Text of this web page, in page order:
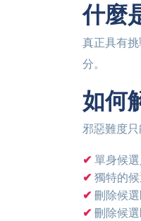
什
真正具有挑戰性的數獨是最初填充的單元格很少（總共 22 個）的數獨謎題。 初始階段，每個數字最多出現3次。 如果您正確解出邪惡數獨，您可以獲得 1003
分。
如
邪惡難
單身候選
獨特的候
刪除候
刪除候